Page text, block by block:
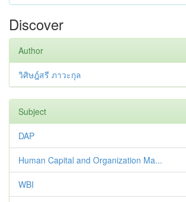
Discover
Author
วิศิษฎ์สรี ภาวะกุล
Subject
DAP
Human Capital and Organization Ma...
WBI